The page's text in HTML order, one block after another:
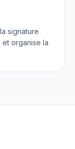
signature
et organise la